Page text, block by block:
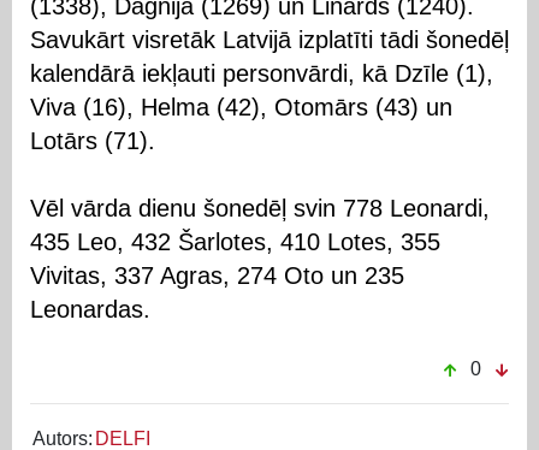
(1338), Dagnija (1269) un Linards (1240).
Savukārt visretāk Latvijā izplatīti tādi šonedēļ
kalendārā iekļauti personvārdi, kā Dzīle (1),
Viva (16), Helma (42), Otomārs (43) un
Lotārs (71).
Vēl vārda dienu šonedēļ svin 778 Leonardi,
435 Leo, 432 Šarlotes, 410 Lotes, 355
Vivitas, 337 Agras, 274 Oto un 235
Leonardas.
0
Autors: DELFI